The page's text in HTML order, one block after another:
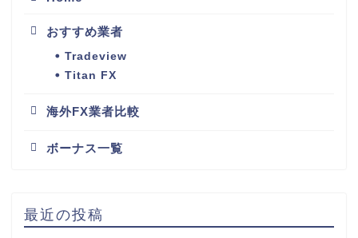
おすすめ業者
Tradeview
Titan FX
海外FX業者比較
ボーナス一覧
最近の投稿